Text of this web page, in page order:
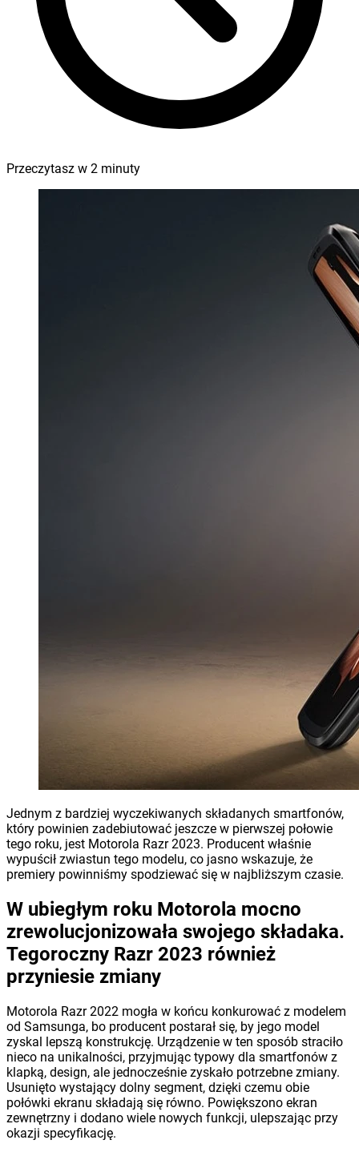
Przeczytasz w 2 minuty
Jednym z bardziej wyczekiwanych składanych smartfonów,
który powinien zadebiutować jeszcze w pierwszej połowie
tego roku, jest Motorola Razr 2023. Producent właśnie
wypuścił zwiastun tego modelu, co jasno wskazuje, że
premiery powinniśmy spodziewać się w najbliższym czasie.
W ubiegłym roku Motorola mocno
zrewolucjonizowała swojego składaka.
Tegoroczny Razr 2023 również
przyniesie zmiany
Motorola Razr 2022 mogła w końcu konkurować z modelem
od Samsunga, bo producent postarał się, by jego model
zyskal lepszą konstrukcję. Urządzenie w ten sposób straciło
nieco na unikalności, przyjmując typowy dla smartfonów z
klapką, design, ale jednocześnie zyskało potrzebne zmiany.
Usunięto wystający dolny segment, dzięki czemu obie
połówki ekranu składają się równo. Powiększono ekran
zewnętrzny i dodano wiele nowych funkcji, ulepszając przy
okazji specyfikację.